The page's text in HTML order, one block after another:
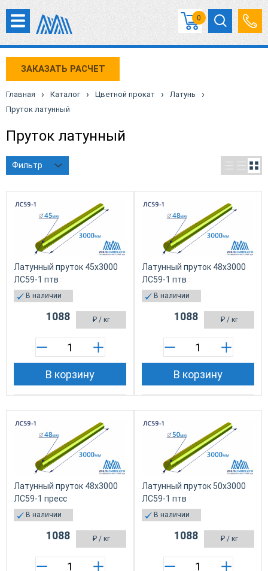
0
ЗАКАЗАТЬ РАСЧЕТ
Главная › Каталог › Цветной прокат › Латунь ›
Пруток латунный
Пруток латунный
Фильтр
Латунный пруток 45х3000
ЛС59-1 птв
В наличии
₽ / кг
1088
В корзину
Латунный пруток 48х3000
ЛС59-1 птв
В наличии
₽ / кг
1088
В корзину
Латунный пруток 48х3000
ЛС59-1 пресс
В наличии
₽ / кг
1088
Латунный пруток 50х3000
ЛС59-1 птв
В наличии
₽ / кг
1088